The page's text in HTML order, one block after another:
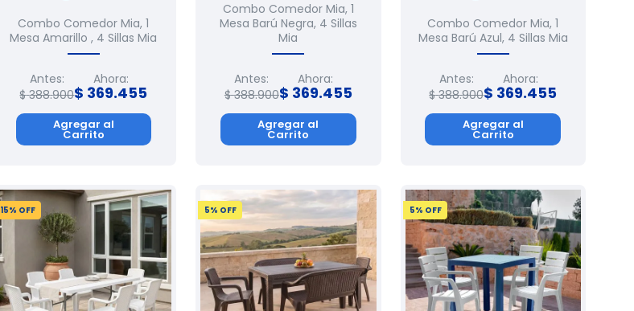
Combo Comedor Mia, 1
Mesa Amarillo , 4 Sillas Mia
Antes:
$ 388.900
Ahora:
$ 369.455
Agregar al
Carrito
Combo Comedor Mia, 1
Mesa Barú Negra, 4 Sillas
Mia
Antes:
$ 388.900
Ahora:
$ 369.455
Agregar al
Carrito
Combo Comedor Mia, 1
Mesa Barú Azul, 4 Sillas Mia
Antes:
$ 388.900
Ahora:
$ 369.455
Agregar al
Carrito
15% OFF 5% OFF 5% OFF